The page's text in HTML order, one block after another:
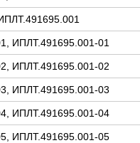
ИПЛТ.491695.001-01
ИПЛТ.491695.001-02
ИПЛТ.491695.001-03
ИПЛТ.491695.001-04
ИПЛТ.491695.001-05